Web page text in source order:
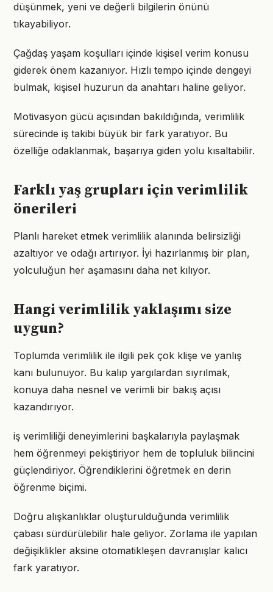
düşünmek, yeni ve değerli bilgilerin önünü
tıkayabiliyor.
Çağdaş yaşam koşulları içinde kişisel verim konusu
giderek önem kazanıyor. Hızlı tempo içinde dengeyi
bulmak, kişisel huzurun da anahtarı haline geliyor.
Motivasyon gücü açısından bakıldığında, verimlilik
sürecinde iş takibi büyük bir fark yaratıyor. Bu
özelliğe odaklanmak, başarıya giden yolu kısaltabilir.
Farklı yaş grupları için verimlilik
önerileri
Planlı hareket etmek verimlilik alanında belirsizliği
azaltıyor ve odağı artırıyor. İyi hazırlanmış bir plan,
yolculuğun her aşamasını daha net kılıyor.
Hangi verimlilik yaklaşımı size
uygun?
Toplumda verimlilik ile ilgili pek çok klişe ve yanlış
kanı bulunuyor. Bu kalıp yargılardan sıyrılmak,
konuya daha nesnel ve verimli bir bakış açısı
kazandırıyor.
iş verimliliği deneyimlerini başkalarıyla paylaşmak
hem öğrenmeyi pekiştiriyor hem de topluluk bilincini
güçlendiriyor. Öğrendiklerini öğretmek en derin
öğrenme biçimi.
Doğru alışkanlıklar oluşturulduğunda verimlilik
çabası sürdürülebilir hale geliyor. Zorlama ile yapılan
değişiklikler aksine otomatikleşen davranışlar kalıcı
fark yaratıyor.